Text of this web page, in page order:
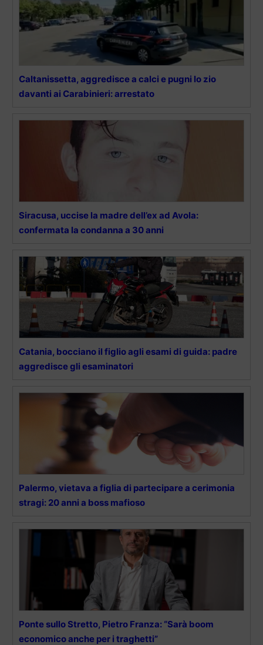
Caltanissetta, aggredisce a calci e pugni lo zio
davanti ai Carabinieri: arrestato
Siracusa, uccise la madre dell’ex ad Avola:
confermata la condanna a 30 anni
Catania, bocciano il figlio agli esami di guida: padre
aggredisce gli esaminatori
Palermo, vietava a figlia di partecipare a cerimonia
stragi: 20 anni a boss mafioso
Ponte sullo Stretto, Pietro Franza: “Sarà boom
economico anche per i traghetti”